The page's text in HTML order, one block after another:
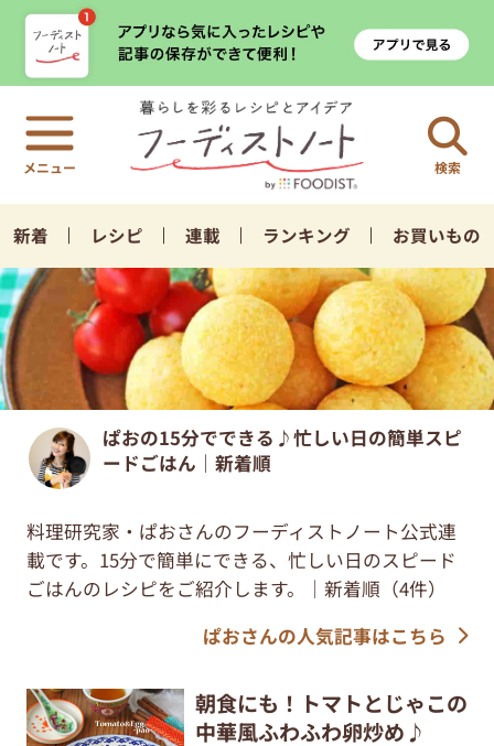
検索
新着 レシピ 連載 ランキング お買いもの
ぱおの15分でできる♪忙しい日の簡単スピ
ードごはん｜新着順
料理研究家・ぱおさんのフーディストノート公式連
載です。15分で簡単にできる、忙しい日のスピード
ごはんのレシピをご紹介します。｜新着順（4件）
ぱおさんの人気記事はこちら
朝食にも！トマトとじゃこの
中華風ふわふわ卵炒め♪